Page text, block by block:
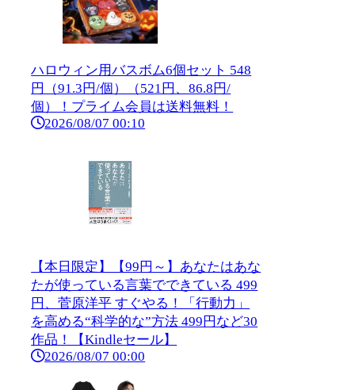
ハロウィン用バスボム6個セット 548
円（91.3円/個）（521円、86.8円/
個）！プライム会員は送料無料！
2026/08/07 00:10
【本日限定】【99円～】あなたはあな
たが使っている言葉でできている 499
円、菅原洋平 すぐやる！「行動力」
を高める“科学的な”方法 499円など30
作品！【Kindleセール】
2026/08/07 00:00